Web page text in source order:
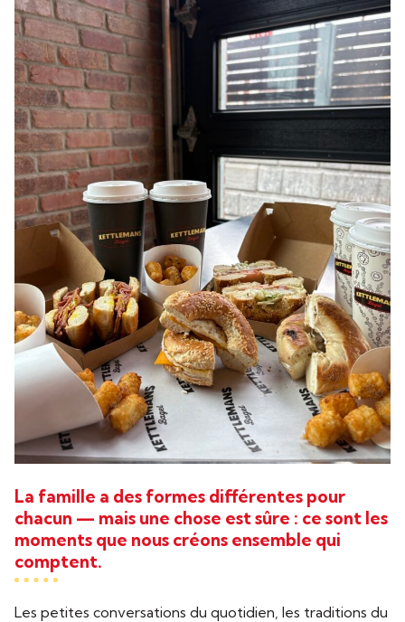
La famille a des formes différentes pour
chacun — mais une chose est sûre : ce sont les
moments que nous créons ensemble qui
comptent.
Les petites conversations du quotidien, les traditions du